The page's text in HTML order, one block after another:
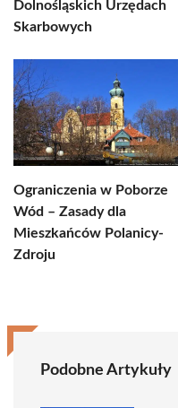
Dolnośląskich Urzędach
Skarbowych
Ograniczenia w Poborze
Wód – Zasady dla
Mieszkańców Polanicy-
Zdroju
Podobne Artykuły